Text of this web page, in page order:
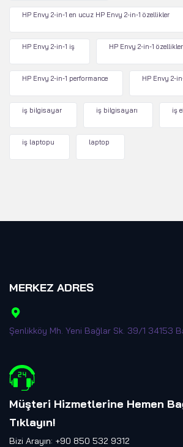
HP Envy 2-in-1 en ucuz HP Envy 2-in-1 özellikler
HP Envy 2-in-1 iş HP Envy 2-in-1 özellikler
HP Envy 2-in-1 performance HP Envy 2-
iş bilgisayar iş bilgisayarı iş
iş laptopu laptop
MERKEZ ADRES
Şenlikköy Mh. Yeni Bağlar Sk. 39/1 34153
Müşteri Hizmetlerine Hemen
Tıklayın!
Bizi Arayın: +90 850 532 9312